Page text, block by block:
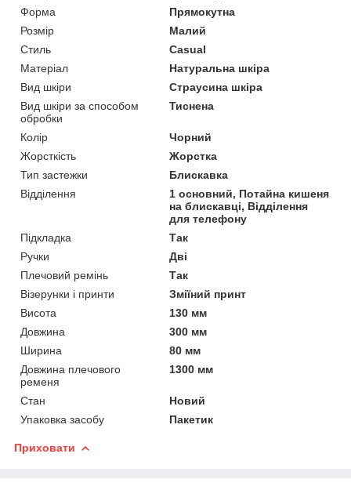
Форма
Прямокутна
Розмір
Малий
Стиль
Casual
Матеріал
Натуральна шкіра
Вид шкіри
Страусина шкіра
Вид шкіри за способом
обробки
Тиснена
Колір
Чорний
Жорсткість
Жорстка
Тип застежки
Блискавка
Відділення
1 основний, Потайна кишеня
на блискавці, Відділення
для телефону
Підкладка
Так
Ручки
Дві
Плечовий ремінь
Так
Візерунки і принти
Зміїний принт
Висота
130 мм
Довжина
300 мм
Ширина
80 мм
Довжина плечового
ременя
1300 мм
Стан
Новий
Упаковка засобу
Пакетик
Приховати